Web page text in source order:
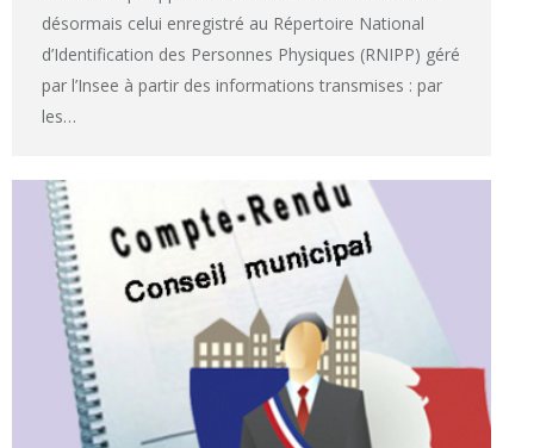
désormais celui enregistré au Répertoire National
d’Identification des Personnes Physiques (RNIPP) géré
par l’Insee à partir des informations transmises : par
les…